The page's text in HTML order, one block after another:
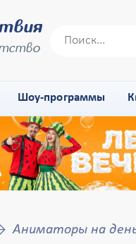
Шоу-программы
Аниматоры на